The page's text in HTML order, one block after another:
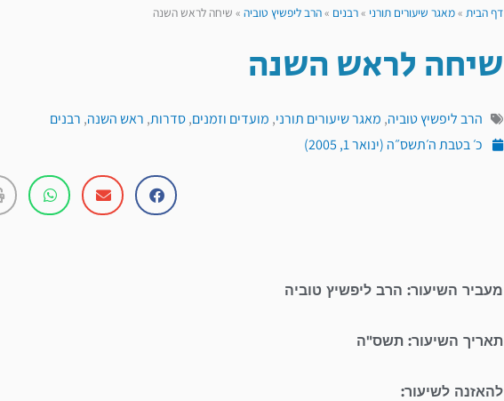
דף הבית »מאגר שיעורים תורני »רבנים »הרב ליפשיץ טוביה » שיחה לראש השנה
שיחה לראש השנה
הרב ליפשיץ טוביה, מאגר שיעורים תורני, מועדים וזמנים,סדרות, ראש השנה, רבנים
כ׳ בטבת ה׳תשס״ה (ינואר 1, 2005)
מעביר השיעור: הרב ליפשיץ טוביה
תאריך השיעור: תשס"ה
להאזנה לשיעור: